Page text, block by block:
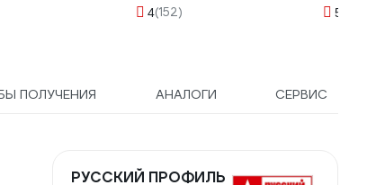
схватыванием,
4(152) 5
ПОЛУЧЕНИЯ АНАЛОГИ СЕРВИС
РУССКИЙ ПРОФИЛЬ